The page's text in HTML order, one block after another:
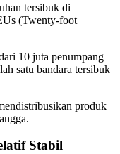
tersibuk di
(Twenty-foot
10 juta penumpang
satu bandara tersibuk
produk
Stabil